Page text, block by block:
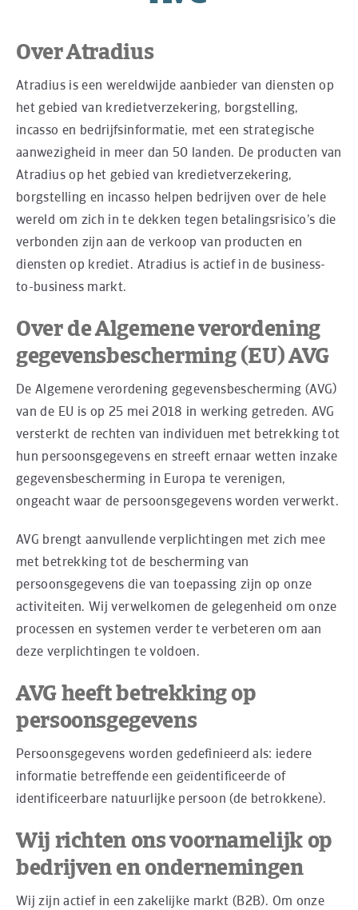
Over Atradius
Atradius is een wereldwijde aanbieder van diensten op
het gebied van kredietverzekering, borgstelling,
incasso en bedrijfsinformatie, met een strategische
aanwezigheid in meer dan 50 landen. De producten van
Atradius op het gebied van kredietverzekering,
borgstelling en incasso helpen bedrijven over de hele
wereld om zich in te dekken tegen betalingsrisico’s die
verbonden zijn aan de verkoop van producten en
diensten op krediet. Atradius is actief in de business-
to-business markt.
Over de Algemene verordening
gegevensbescherming (EU) AVG
De Algemene verordening gegevensbescherming (AVG)
van de EU is op 25 mei 2018 in werking getreden. AVG
versterkt de rechten van individuen met betrekking tot
hun persoonsgegevens en streeft ernaar wetten inzake
gegevensbescherming in Europa te verenigen,
ongeacht waar de persoonsgegevens worden verwerkt.
AVG brengt aanvullende verplichtingen met zich mee
met betrekking tot de bescherming van
persoonsgegevens die van toepassing zijn op onze
activiteiten. Wij verwelkomen de gelegenheid om onze
processen en systemen verder te verbeteren om aan
deze verplichtingen te voldoen.
AVG heeft betrekking op
persoonsgegevens
Persoonsgegevens worden gedefinieerd als: iedere
informatie betreffende een geïdentificeerde of
identificeerbare natuurlijke persoon (de betrokkene).
Wij richten ons voornamelijk op
bedrijven en ondernemingen
Wij zijn actief in een zakelijke markt (B2B). Om onze